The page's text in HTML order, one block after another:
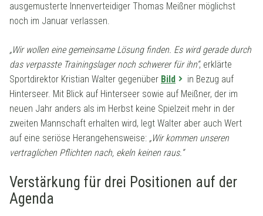
ausgemusterte Innenverteidiger Thomas Meißner möglichst
noch im Januar verlassen.
„Wir wollen eine gemeinsame Lösung finden. Es wird gerade durch
das verpasste Trainingslager noch schwerer für ihn“, erklärte
Sportdirektor Kristian Walter gegenüber Bild
in Bezug auf
Hinterseer. Mit Blick auf Hinterseer sowie auf Meißner, der im
neuen Jahr anders als im Herbst keine Spielzeit mehr in der
zweiten Mannschaft erhalten wird, legt Walter aber auch Wert
auf eine seriöse Herangehensweise: „Wir kommen unseren
vertraglichen Pflichten nach, ekeln keinen raus.“
Verstärkung für drei Positionen auf der
Agenda